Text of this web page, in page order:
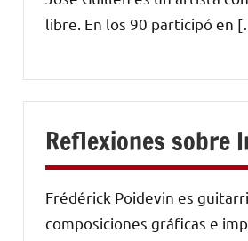
libre. En los 90 participó en
Reflexiones sobre
Frédérick Poidevin es
composiciones gráficas e